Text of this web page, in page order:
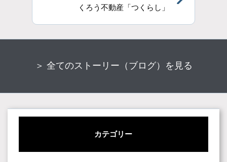
くろう不動産「つくらし」
＞ 全てのストーリー（ブログ）を見る
カテゴリー